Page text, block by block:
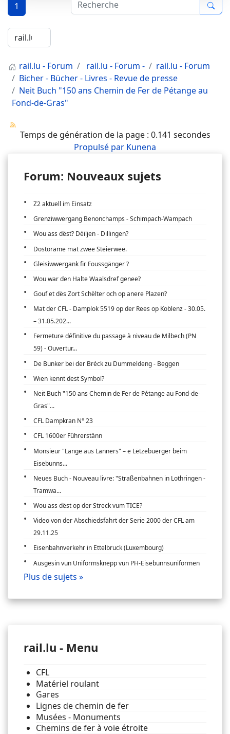
1
rail.lu - Forum rail.lu - Forum -
rail.lu - Forum
Bicher - Bücher - Livres - Revue de presse
Neit Buch "150 ans Chemin de Fer de Pétange au
Fond-de-Gras"
Temps de génération de la page : 0.141 secondes
Propulsé par Kunena
Forum: Nouveaux sujets
Z2 aktuell im Einsatz
Grenziwwergang Benonchamps - Schimpach-Wampach
Wou ass dëst? Déiljen - Dillingen?
Dostorame mat zwee Steierwee.
Gleisiwwergank fir Foussgänger ?
Wou war den Halte Waalsdref genee?
Gouf et dës Zort Schëlter och op anere Plazen?
Mat der CFL - Damplok 5519 op der Rees op Koblenz - 30.05.
– 31.05.202...
Fermeture définitive du passage à niveau de Milbech (PN
59) - Ouvertur...
De Bunker bei der Bréck zu Dummeldeng - Beggen
Wien kennt dest Symbol?
Neit Buch "150 ans Chemin de Fer de Pétange au Fond-de-
Gras"...
CFL Dampkran N° 23
CFL 1600er Führerstänn
Monsieur "Lange aus Lanners" – e Lëtzebuerger beim
Eisebunns...
Neues Buch - Nouveau livre: "Straßenbahnen in Lothringen -
Tramwa...
Wou ass dëst op der Streck vum TICE?
Video von der Abschiedsfahrt der Serie 2000 der CFL am
29.11.25
Eisenbahnverkehr in Ettelbruck (Luxembourg)
Ausgesin vun Uniformsknepp vun PH-Eisebunnsuniformen
Plus de sujets »
rail.lu - Menu
CFL
Matériel roulant
Gares
Lignes de chemin de fer
Musées - Monuments
Chemins de fer à voie étroite